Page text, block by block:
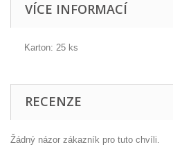
VÍCE INFORMACÍ
Karton: 25 ks
RECENZE
Žádný názor zákazník pro tuto chvíli.